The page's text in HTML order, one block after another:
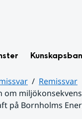
Remissvar
på Bornholms